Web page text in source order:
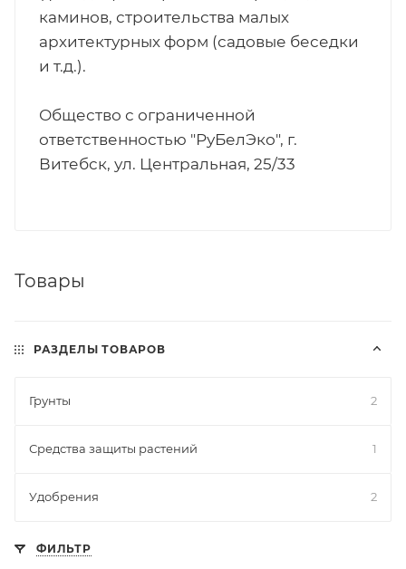
каминов, строительства малых
архитектурных форм (садовые беседки
и т.д.).
Общество с ограниченной
ответственностью "РуБелЭко", г.
Витебск, ул. Центральная, 25/33
Товары
РАЗДЕЛЫ ТОВАРОВ
Грунты 2
Средства защиты растений 1
Удобрения 2
ФИЛЬТР